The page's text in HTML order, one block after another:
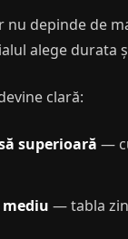
depinde de
alege durata
clară:
superioară —
— tabla